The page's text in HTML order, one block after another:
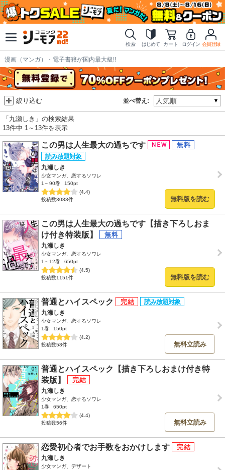
検索 はじめて カート ログイン 会員登録
漫画（マンガ）・電子書籍が国内最大級!!
並べ替え:
絞り込む
「九瀬しき」の検索結果
13件中 1～13件を表示
この男は人生最大の過ちです
九瀬しき
少女マンガ、恋するソワレ
1～90巻
150pt
(4.4)
投稿数3083件
無料版を読む
この男は人生最大の過ちです【描き下ろしおま
け付き特装版】
九瀬しき
少女マンガ、恋するソワレ
1～12巻
650pt
(4.5)
投稿数1151件
無料版を読む
普通とハイスペック
九瀬しき
少女マンガ、恋するソワレ
1巻
150pt
(4.2)
投稿数58件
無料立読み
普通とハイスペック【描き下ろしおまけ付き特
装版】
九瀬しき
少女マンガ、恋するソワレ
1巻
650pt
(4.4)
投稿数56件
無料立読み
恋愛初心者でお手数をおかけします
九瀬しき
少女マンガ、デザート